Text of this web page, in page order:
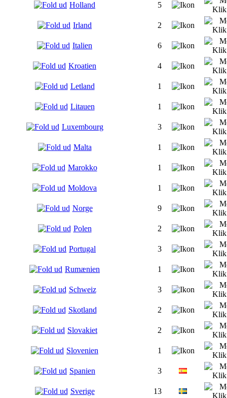
Holland 5
Irland 2
Italien 6
Kroatien 4
Letland 1
Litauen 1
Luxembourg 3
Malta 1
Marokko 1
Moldova 1
Norge 9
Polen 2
Portugal 3
Rumænien 1
Schweiz 3
Skotland 2
Slovakiet 2
Slovenien 1
Spanien 3
Sverige 13